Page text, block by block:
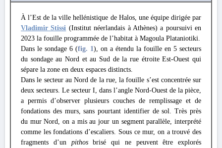
À l’Est de la ville hellénistique de Halos, une équipe dirigée par
Vladimir Stissi (Institut néerlandais à Athènes) a poursuivi en
2023 la fouille programmée de l’habitat à Magoula Plataniotiki.
Dans le sondage 6 (fig. 1), on a étendu la fouille en 5 secteurs
du sondage au Nord et au Sud de la rue étroite Est-Ouest qui
sépare la zone en deux espaces distincts.
Dans le secteur au Nord de la rue, la fouille s’est concentrée sur
deux secteurs. Le secteur I, dans l’angle Nord-Ouest de la pièce,
a permis d’observer plusieurs couches de remplissage et de
fondations des murs, sans pourtant identifier de sol. Très près
du mur Nord, on a mis au jour un segment parallèle, interprété
comme les fondations d’escaliers. Sous ce mur, on a trouvé des
fragments d’un pithosbrisé qui ne peuvent être explorés